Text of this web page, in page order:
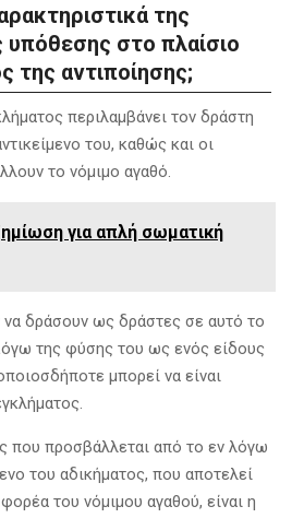
της
υπόθεσης στο πλαίσιο
της αντιποίησης;
περιλαμβάνει τον δράστη
του, καθώς και οι
το νόμιμο αγαθό.
για απλή σωματική
δράσουν ως δράστες σε αυτό το
της φύσης του ως ενός είδους
μπορεί να είναι
που προσβάλλεται από το εν λόγω
του αδικήματος, που αποτελεί
του νόμιμου αγαθού, είναι η